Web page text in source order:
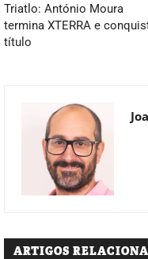
Triatlo: António Moura
termina XTERRA e
título
ARTIGOS